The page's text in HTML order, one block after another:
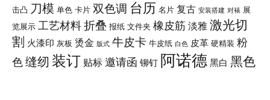
击凸 刀模 单色 卡片 双色调 台历 名片 复古 安装搭建 对裱 展
览展示 工艺材料 折叠 报纸 文件夹 橡皮筋 淡雅 激光切
割 火漆印 灰板 烫金 版式 牛皮卡 牛皮纸 白色 皮革 硬精装 粉
色 缝纫 装订 贴标 邀请函 铆钉 阿诺德 黑白 黑色